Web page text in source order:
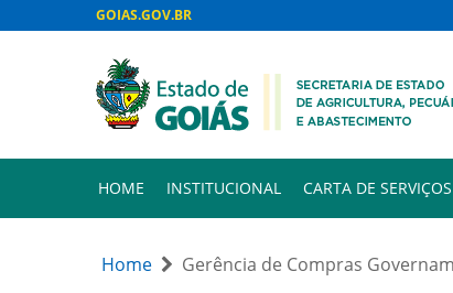
GOIAS.GOV.BR
HOME INSTITUCIONAL CARTA DE SERVIÇOS
Home Gerência de Compras